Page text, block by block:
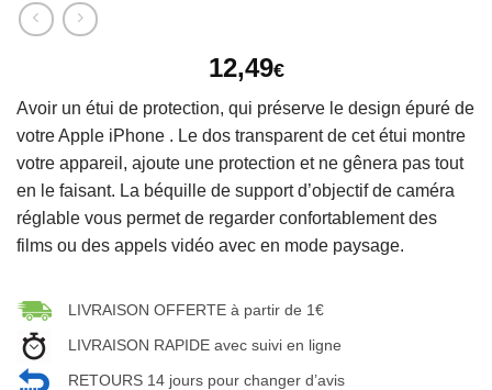
12,49€
Avoir un étui de protection, qui préserve le design épuré de
votre Apple iPhone . Le dos transparent de cet étui montre
votre appareil, ajoute une protection et ne gênera pas tout
en le faisant. La béquille de support d’objectif de caméra
réglable vous permet de regarder confortablement des
films ou des appels vidéo avec en mode paysage.
LIVRAISON OFFERTE à partir de 1€
LIVRAISON RAPIDE avec suivi en ligne
RETOURS 14 jours pour changer d’avis